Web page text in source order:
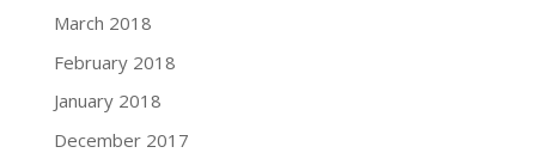
March 2018
February 2018
January 2018
December 2017